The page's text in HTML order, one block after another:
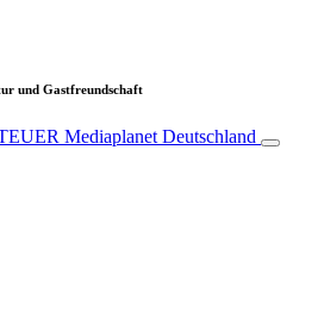
und Gastfreundschaft
Mediaplanet Deutschland